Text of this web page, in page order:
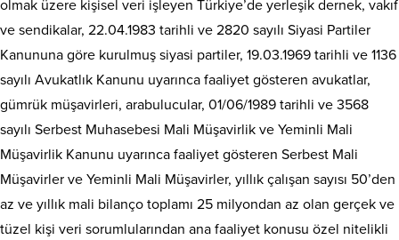
olmak üzere kişisel veri işleyen Türkiye’de yerleşik dernek, vakıf
ve sendikalar, 22.04.1983 tarihli ve 2820 sayılı Siyasi Partiler
Kanununa göre kurulmuş siyasi partiler, 19.03.1969 tarihli ve 1136
sayılı Avukatlık Kanunu uyarınca faaliyet gösteren avukatlar,
gümrük müşavirleri, arabulucular, 01/06/1989 tarihli ve 3568
sayılı Serbest Muhasebesi Mali Müşavirlik ve Yeminli Mali
Müşavirlik Kanunu uyarınca faaliyet gösteren Serbest Mali
Müşavirler ve Yeminli Mali Müşavirler, yıllık çalışan sayısı 50’den
az ve yıllık mali bilanço toplamı 25 milyondan az olan gerçek ve
tüzel kişi veri sorumlularından ana faaliyet konusu özel nitelikli